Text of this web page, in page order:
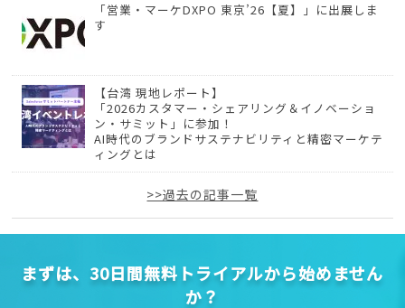
「営業・マーケDXPO 東京’26【夏】」に出展しま
す
【台湾 現地レポート】
「2026カスタマー・シェアリング＆イノベーショ
ン・サミット」に参加！
AI時代のブランドサステナビリティと精密マーケテ
ィングとは
>>過去の記事一覧
まずは、30日間無料トライアルから始めません
か？